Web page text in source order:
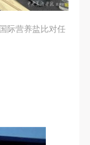
际营养盐比对任